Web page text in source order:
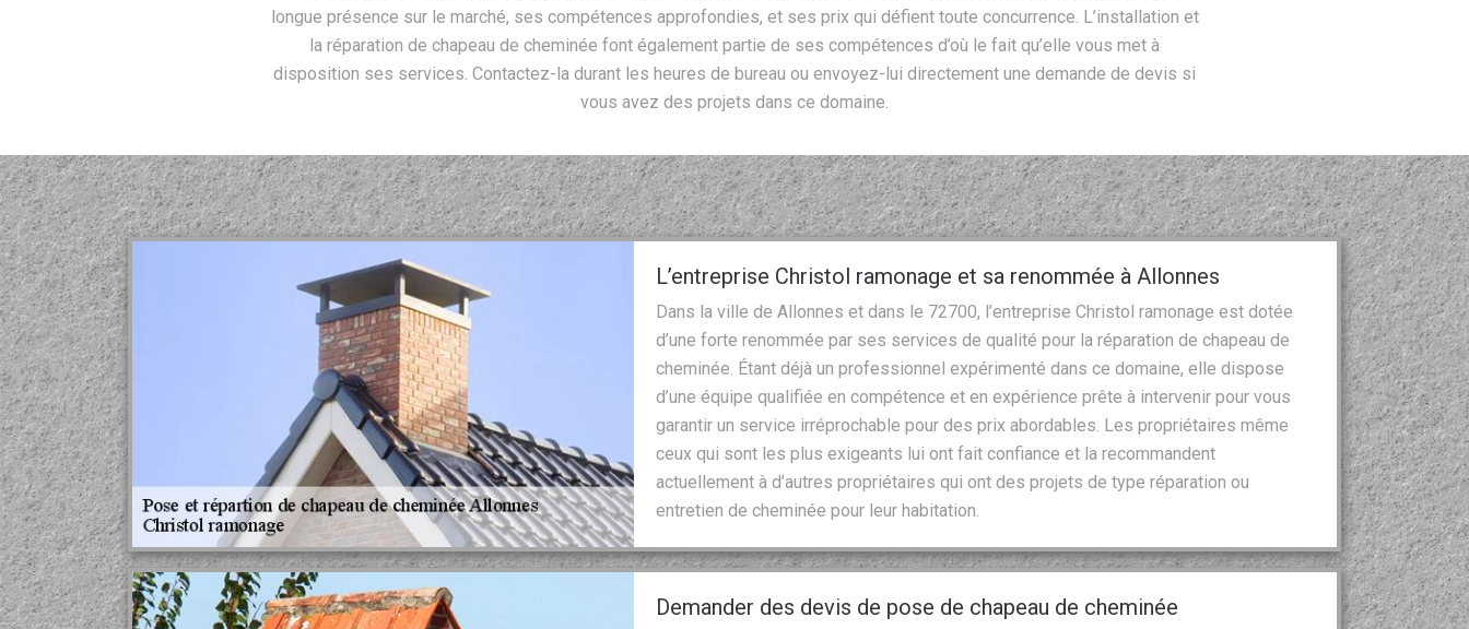
longue présence sur le marché, ses compétences approfondies, et ses prix qui défient toute concurrence. L’installation et
la réparation de chapeau de cheminée font également partie de ses compétences d’où le fait qu’elle vous met à
disposition ses services. Contactez-la durant les heures de bureau ou envoyez-lui directement une demande de devis si
vous avez des projets dans ce domaine.
L’entreprise Christol ramonage et sa renommée à Allonnes
Dans la ville de Allonnes et dans le 72700, l’entreprise Christol ramonage est dotée
d’une forte renommée par ses services de qualité pour la réparation de chapeau de
cheminée. Étant déjà un professionnel expérimenté dans ce domaine, elle dispose
d’une équipe qualifiée en compétence et en expérience prête à intervenir pour vous
garantir un service irréprochable pour des prix abordables. Les propriétaires même
ceux qui sont les plus exigeants lui ont fait confiance et la recommandent
actuellement à d’autres propriétaires qui ont des projets de type réparation ou
entretien de cheminée pour leur habitation.
Demander des devis de pose de chapeau de cheminée